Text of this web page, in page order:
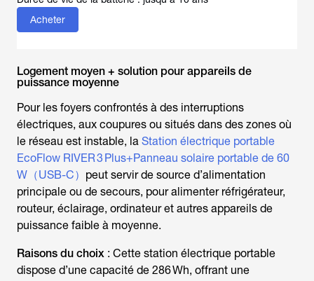
Acheter
Logement moyen + solution pour appareils de
puissance moyenne
Pour les foyers confrontés à des interruptions
électriques, aux coupures ou situés dans des zones où
le réseau est instable, la Station électrique portable
EcoFlow RIVER 3 Plus+Panneau solaire portable de 60
W（USB-C） peut servir de source d’alimentation
principale ou de secours, pour alimenter réfrigérateur,
routeur, éclairage, ordinateur et autres appareils de
puissance faible à moyenne.
Raisons du choix : Cette station électrique portable
dispose d’une capacité de 286 Wh, offrant une